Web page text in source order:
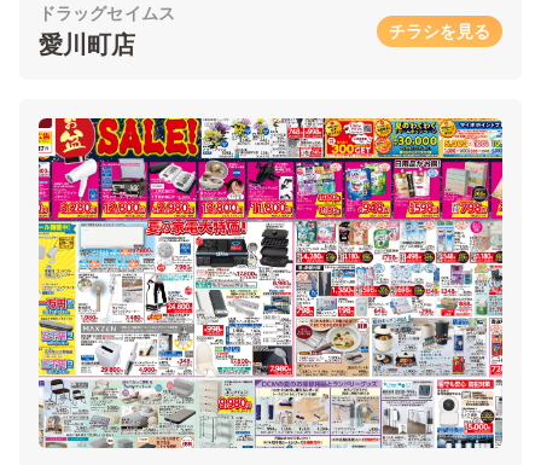
ドラッグセイムス
愛川町店 チラシを見る